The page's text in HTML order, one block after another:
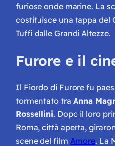
furiose onde marine. La
costituisce una tappa del
Tuffi dalle Grandi Altezze.
Furore e il
Il Fiordo di Furore fu
tormentato tra Anna
Rossellini. Dopo il loro
Roma, città aperta,
scene del film Amore. La